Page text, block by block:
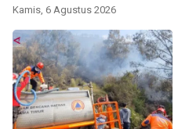
Kamis, 6 Agustus 2026